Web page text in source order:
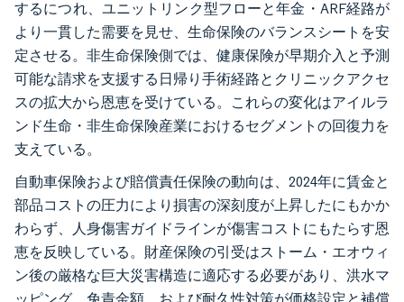
するにつれ、ユニットリンク型フローと年金・ARF経路が
より一貫した需要を見せ、生命保険のバランスシートを安
定させる。非生命保険側では、健康保険が早期介入と予測
可能な請求を支援する日帰り手術経路とクリニックアクセ
スの拡大から恩恵を受けている。これらの変化はアイルラ
ンド生命・非生命保険産業におけるセグメントの回復力を
支えている。
自動車保険および賠償責任保険の動向は、2024年に賃金と
部品コストの圧力により損害の深刻度が上昇したにもかか
わらず、人身傷害ガイドラインが傷害コストにもたらす恩
恵を反映している。財産保険の引受はストーム・エオウィ
ン後の厳格な巨大災害構造に適応する必要があり、洪水マ